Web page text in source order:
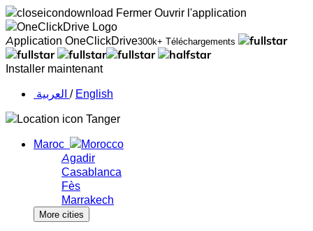
Fermer Ouvrir l'application
Application OneClickDrive300k+ Téléchargements
Installer maintenant
‏العربية ‏ / English
Tanger
Maroc
Agadir
Casablanca
Fès
Marrakech
More cities